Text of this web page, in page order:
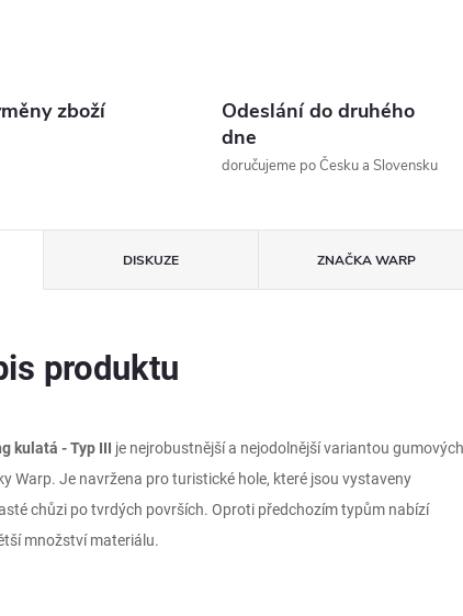
zboží
Odeslání do druhého
dne
doručujeme po Česku a Slovensku
DISKUZE ZNAČKAWARP
produktu
kulatá - Typ III je nejrobustnější a nejodolnější variantou gumových
Warp. Je navržena pro turistické hole, které jsou vystaveny
chůzi po tvrdých površích. Oproti předchozím typům nabízí
množství materiálu.